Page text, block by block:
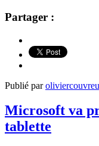
Partager :
Publié par
Microsoft va
tablette